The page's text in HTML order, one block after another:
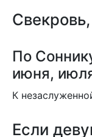
По
июня,
К
Если